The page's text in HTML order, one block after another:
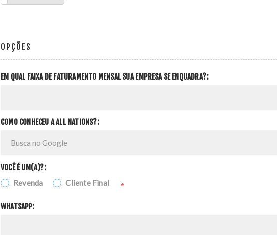
OPÇÕES
EM QUAL FAIXA DE FATURAMENTO MENSAL SUA EMPRESA SE ENQUADRA?:
COMO CONHECEU A ALL NATIONS?:
VOCÊ É UM(A)?:
Revenda Cliente Final *
WHATSAPP: